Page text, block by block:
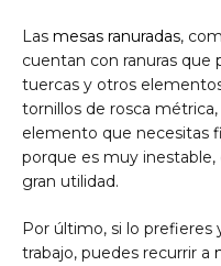
Las mesas ranuradas,
cuentan con ranuras que
tuercas y otros
tornillos de rosca
elemento que necesitas
porque es muy
gran utilidad.
Por último, si lo prefieres
trabajo, puedes recurrir a